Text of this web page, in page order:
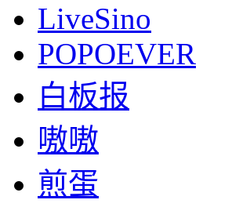
LiveSino
POPOEVER
白板报
嗷嗷
煎蛋